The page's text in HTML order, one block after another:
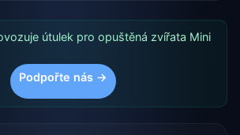
útulek pro opuštěná zvířata Mini
Podpořte nás →